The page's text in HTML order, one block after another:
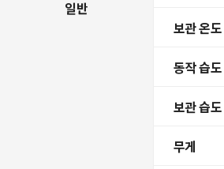
일반
보관 온도
동작 습도
보관 습도
무게